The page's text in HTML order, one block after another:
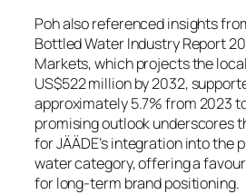
Poh also referenced insights
Bottled Water Industry Report
Markets, which projects the
US$522 million by 2032,
approximately 5.7% from 2023
promising outlook underscores
for JÄÄDE’s integration into the
water category, offering a
for long-term brand positioning.